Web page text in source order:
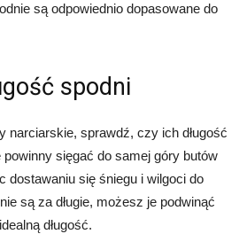
są odpowiednio dopasowane do
spodni
narciarskie, sprawdź, czy ich długość
powinny sięgać do samej góry butów
dostawaniu się śniegu i wilgoci do
są za długie, możesz je podwinąć
długość.